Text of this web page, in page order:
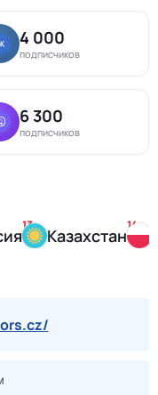
4 000
подписчиков
6 300
подписчиков
13
Казахстан
14